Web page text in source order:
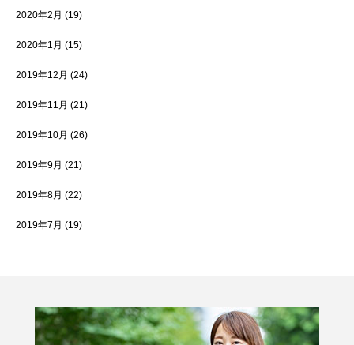
2020年2月 (19)
2020年1月 (15)
2019年12月 (24)
2019年11月 (21)
2019年10月 (26)
2019年9月 (21)
2019年8月 (22)
2019年7月 (19)